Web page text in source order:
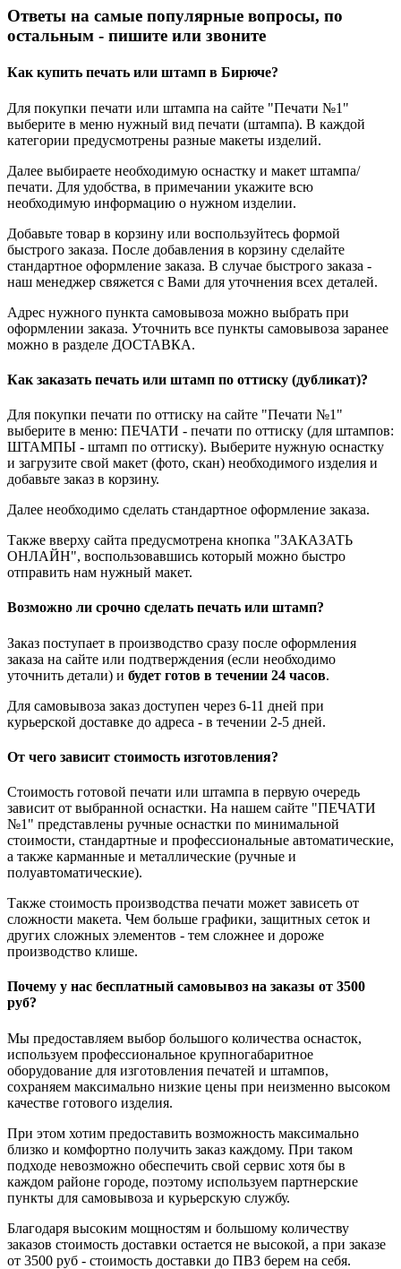
Ответы на самые популярные вопросы, по
остальным - пишите или звоните
Как купить печать или штамп в Бирюче?
Для покупки печати или штампа на сайте "Печати №1"
выберите в меню нужный вид печати (штампа). В каждой
категории предусмотрены разные макеты изделий.
Далее выбираете необходимую оснастку и макет штампа/
печати. Для удобства, в примечании укажите всю
необходимую информацию о нужном изделии.
Добавьте товар в корзину или воспользуйтесь формой
быстрого заказа. После добавления в корзину сделайте
стандартное оформление заказа. В случае быстрого заказа -
наш менеджер свяжется с Вами для уточнения всех деталей.
Адрес нужного пункта самовывоза можно выбрать при
оформлении заказа. Уточнить все пункты самовывоза заранее
можно в разделе ДОСТАВКА.
Как заказать печать или штамп по оттиску (дубликат)?
Для покупки печати по оттиску на сайте "Печати №1"
выберите в меню: ПЕЧАТИ - печати по оттиску (для штампов:
ШТАМПЫ - штамп по оттиску). Выберите нужную оснастку
и загрузите свой макет (фото, скан) необходимого изделия и
добавьте заказ в корзину.
Далее необходимо сделать стандартное оформление заказа.
Также вверху сайта предусмотрена кнопка "ЗАКАЗАТЬ
ОНЛАЙН", воспользовавшись который можно быстро
отправить нам нужный макет.
Возможно ли срочно сделать печать или штамп?
Заказ поступает в производство сразу после оформления
заказа на сайте или подтверждения (если необходимо
уточнить детали) и будет готов в течении 24 часов.
Для самовывоза заказ доступен через 6-11 дней при
курьерской доставке до адреса - в течении 2-5 дней.
От чего зависит стоимость изготовления?
Стоимость готовой печати или штампа в первую очередь
зависит от выбранной оснастки. На нашем сайте "ПЕЧАТИ
№1" представлены ручные оснастки по минимальной
стоимости, стандартные и профессиональные автоматические,
а также карманные и металлические (ручные и
полуавтоматические).
Также стоимость производства печати может зависеть от
сложности макета. Чем больше графики, защитных сеток и
других сложных элементов - тем сложнее и дороже
производство клише.
Почему у нас бесплатный самовывоз на заказы от 3500
руб?
Мы предоставляем выбор большого количества оснасток,
используем профессиональное крупногабаритное
оборудование для изготовления печатей и штампов,
сохраняем максимально низкие цены при неизменно высоком
качестве готового изделия.
При этом хотим предоставить возможность максимально
близко и комфортно получить заказ каждому. При таком
подходе невозможно обеспечить свой сервис хотя бы в
каждом районе городе, поэтому используем партнерские
пункты для самовывоза и курьерскую службу.
Благодаря высоким мощностям и большому количеству
заказов стоимость доставки остается не высокой, а при заказе
от 3500 руб - стоимость доставки до ПВЗ берем на себя.